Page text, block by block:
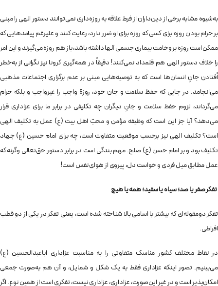
به‌شیوه مشابه برخی از دین‌داران از فرط علاقه به روزه‌داری نمی‌توانند دستور الهی را مبنی
بر حرام بودن روزه برای کسی که روزه برای او ضرر دارد، رعایت کنند و علیرغم پیامدهایی که
ممکن است روزه بر وخامت بیماری جسمی آنها داشته باشد، باز هم روزه می‌گیرند و این امر
را خلاف دستور الهی هم قلمداد نمی‌کنند! دقیقاً در همه‌گیری کرونا نیز نگرانی از به‌خطر
اُفتادن جانِ انسان‌ها است که به توصیه‌هایی مبنی بر عدم برگزاری اجتماعات مذهبی
می‌انجامد. در جایی که حفظ سلامت و جان خود، روزة واجب را غیرواجب و بلکه حرام
می‌گرداند، لزوم حفظ سلامت و جانِ دیگران چه تکلیفی در برابر ما برای عزاداری قرار
می‌دهد؟ آیا جز این است که وظیفه مؤمن و محبّ اهل بیت (ع) عمل به تکلیف الهی
است؟ تکلیف الهی نیز برحسب موقعیت متفاوت است، چه برای امام حسین (ع) جهاد
تکلیف بود و بر امام حسن (ع) صلح. مهم بندگی است در برابر دستور حق‌تعالی وگرنه که
عمل مطابق میل فردی و خواست دل، پیروی از هوای نفس است!
تفکر صفر یا صد؛ سیاه یا سفید؛ همه یا هیچ
تفکر دومقوله‌ای که بیشتر با اسامی بالا شناخته شده است، یعنی تفکر در یکی از دو قطب
افراطی.
در نقاط مختلف کشور مناسک متفاوتی را به مناسبت عزاداری اباعبدالحسین (ع)
می‌بینیم. تصور اینکه عزاداری فقط به یک شکل و شمایل، و آن هم به‌صورت جمعی
امکان‌پذیر است و در غیر این‌صورت، عزاداری، عزاداری نیست، تفکری است از همین نوع. اگر